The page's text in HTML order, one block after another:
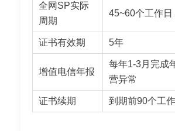
全网SP实际
周期
45~60个工作日
证书有效期 5年
增值电信年报
每年1-3月完成
营异常
证书续期 到期前90个工